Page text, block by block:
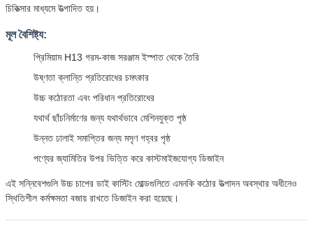
চিকিত্সার মাধ্যমে উত্পাদিত হয়।
মূল বৈশিষ্ট্য:
প্রিমিয়াম H13 গরম-কাজ সরঞ্জাম ইস্পাত থেকে তৈরি
উষ্ণতা ক্লান্তি প্রতিরোধের চমৎকার
উচ্চ কঠোরতা এবং পরিধান প্রতিরোধের
যথার্থ ছাঁচনির্মাণের জন্য যথার্থভাবে মেশিনযুক্ত পৃষ্ঠ
উন্নত ঢালাই সমাপ্তির জন্য মসৃণ গহ্বর পৃষ্ঠ
পণ্যের জ্যামিতির উপর ভিত্তি করে কাস্টমাইজযোগ্য ডিজাইন
এই সন্নিবেশগুলি উচ্চ চাপের ডাই কাস্টিং মোল্ডগুলিতে এমনকি কঠোর উত্পাদন অবস্থার অধীনেও
স্থিতিশীল কর্মক্ষমতা বজায় রাখতে ডিজাইন করা হয়েছে।